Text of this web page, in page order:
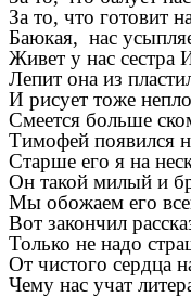
За то, что готовит
Баюкая, нас
Живет у нас сестра
Лепит она из
И рисует тоже
Смеется больше
Тимофей появился
Старше его я на
Он такой милый и
Мы обожаем его
Вот закончил
Только не надо
От чистого сердца
Чему нас учат